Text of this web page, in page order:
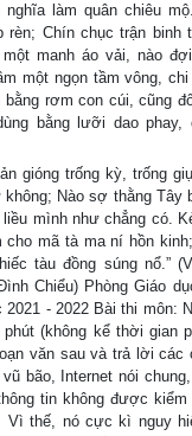
nghĩa làm quân chiêu
rèn; Chín chục trận binh
manh áo vải, nào
một ngọn tầm vông,
bằng rơm con cúi, cũng
bằng lưỡi dao phay,
gióng trống kỳ, trống
Nào sợ thằng Tây
mình như chẳng có.
cho mã tà ma ní hồn
tàu đồng súng nổ.”
Chiểu) Phòng Giáo
2021 - 2022 Bài thi môn:
phút (không kể thời gian
văn sau và trả lời các
bão, Internet nói
tin không được
Vì thế, nó cực kì nguy